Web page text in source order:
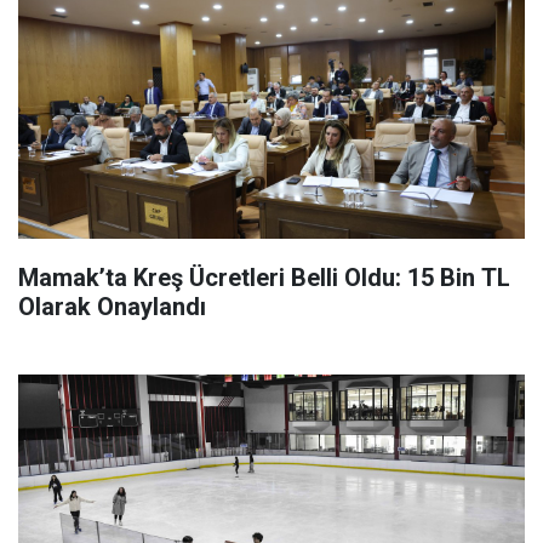
Mamak’ta Kreş Ücretleri Belli Oldu: 15 Bin TL
Olarak Onaylandı